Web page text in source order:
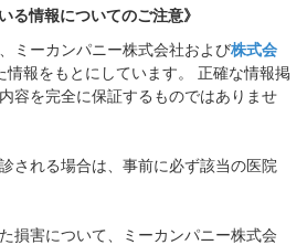
る情報についてのご注意》
ミーカンパニー株式会社および株式会
情報をもとにしています。 正確な情報掲
容を完全に保証するものではありませ
される場合は、事前に必ず該当の医院
損害について、ミーカンパニー株式会